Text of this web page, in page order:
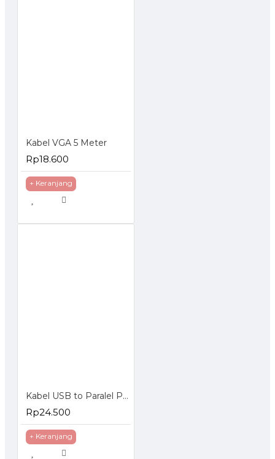
Kabel VGA 5 Meter
Rp18.600
+ Keranjang
Kabel USB to Paralel Printer
Rp24.500
+ Keranjang